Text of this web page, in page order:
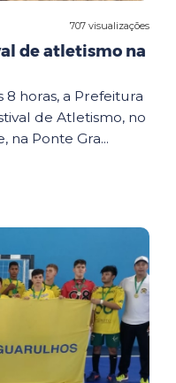
707 visualizações
de atletismo na
8 horas, a Prefeitura
de Atletismo, no
na Ponte Gra...